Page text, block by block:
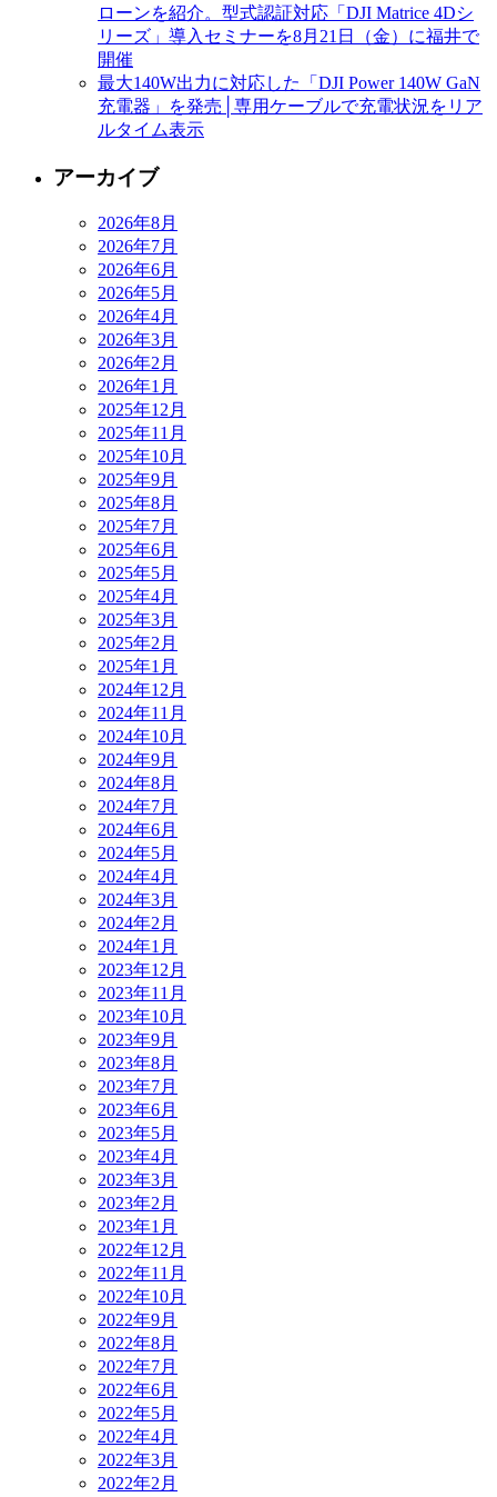
ローンを紹介。型式認証対応「DJI Matrice 4Dシ
リーズ」導入セミナーを8月21日（金）に福井で
開催
最大140W出力に対応した「DJI Power 140W GaN
充電器」を発売│専用ケーブルで充電状況をリア
ルタイム表示
アーカイブ
2026年8月
2026年7月
2026年6月
2026年5月
2026年4月
2026年3月
2026年2月
2026年1月
2025年12月
2025年11月
2025年10月
2025年9月
2025年8月
2025年7月
2025年6月
2025年5月
2025年4月
2025年3月
2025年2月
2025年1月
2024年12月
2024年11月
2024年10月
2024年9月
2024年8月
2024年7月
2024年6月
2024年5月
2024年4月
2024年3月
2024年2月
2024年1月
2023年12月
2023年11月
2023年10月
2023年9月
2023年8月
2023年7月
2023年6月
2023年5月
2023年4月
2023年3月
2023年2月
2023年1月
2022年12月
2022年11月
2022年10月
2022年9月
2022年8月
2022年7月
2022年6月
2022年5月
2022年4月
2022年3月
2022年2月